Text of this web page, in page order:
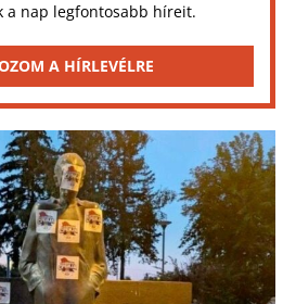
a nap legfontosabb híreit.
A HÍRLEVÉLRE